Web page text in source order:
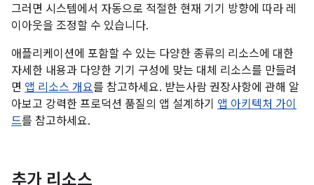
그러면 시스템에서 자동으로 적절한 현재 기기 방향에 따라 레
이아웃을 조정할 수 있습니다.
애플리케이션에 포함할 수 있는 다양한 종류의 리소스에 대한
자세한 내용과 다양한 기기 구성에 맞는 대체 리소스를 만들려
면 앱 리소스 개요를 참고하세요. 받는사람 권장사항에 관해 알
아보고 강력한 프로덕션 품질의 앱 설계하기 앱 아키텍처 가이
드를 참고하세요.
추가 리소스